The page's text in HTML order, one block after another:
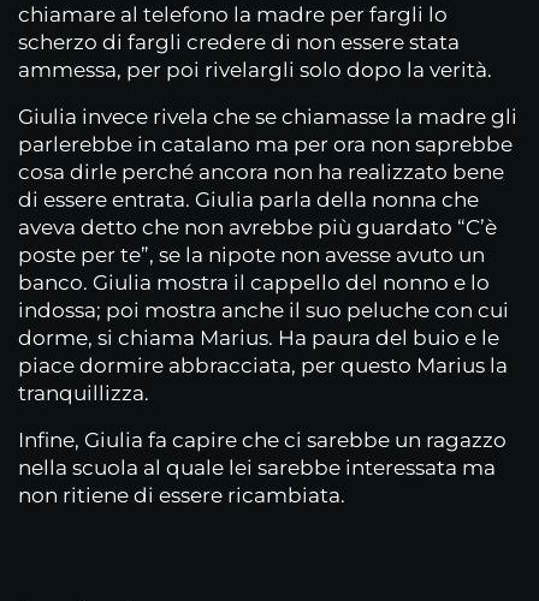
chiamare al telefono la madre per fargli lo
scherzo di fargli credere di non essere stata
ammessa, per poi rivelargli solo dopo la verità.
Giulia invece rivela che se chiamasse la madre gli
parlerebbe in catalano ma per ora non saprebbe
cosa dirle perché ancora non ha realizzato bene
di essere entrata. Giulia parla della nonna che
aveva detto che non avrebbe più guardato “C’è
poste per te”, se la nipote non avesse avuto un
banco. Giulia mostra il cappello del nonno e lo
indossa; poi mostra anche il suo peluche con cui
dorme, si chiama Marius. Ha paura del buio e le
piace dormire abbracciata, per questo Marius la
tranquillizza.
Infine, Giulia fa capire che ci sarebbe un ragazzo
nella scuola al quale lei sarebbe interessata ma
non ritiene di essere ricambiata.